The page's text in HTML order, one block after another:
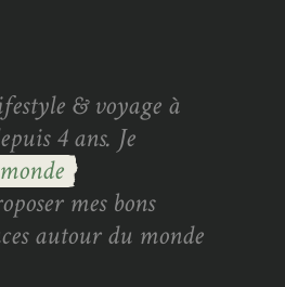
& voyage à
4 ans. Je
mes bons
autour du monde